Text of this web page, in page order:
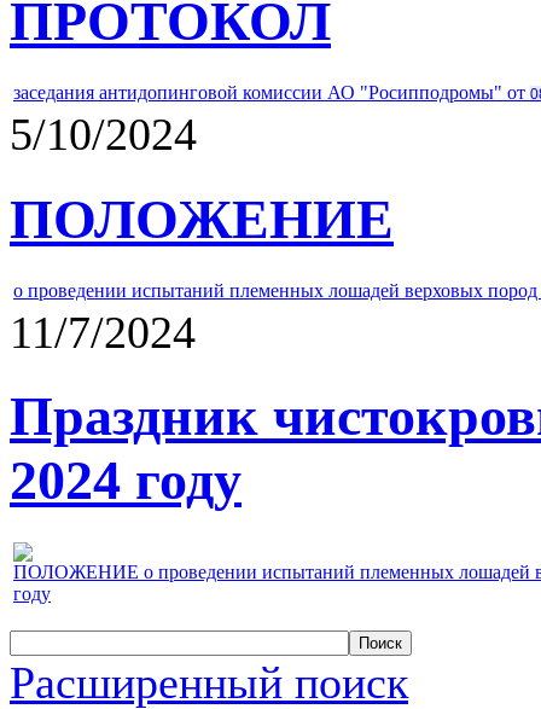
ПРОТОКОЛ
заседания антидопинговой комиссии АО "Росипподромы" от
5/10/2024
ПОЛОЖЕНИЕ
о проведении испытаний племенных лошадей верховых
11/7/2024
Праздник
2024 году
ПОЛОЖЕНИЕ о проведении испытаний племенных лошадей
году
Расширенный поиск